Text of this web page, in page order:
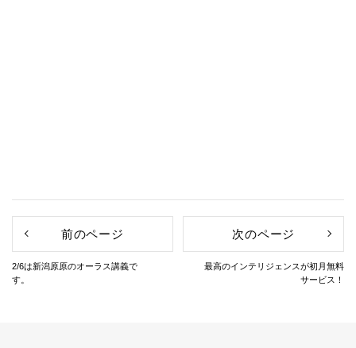
前のページ
2/6は新潟原原のオーラス講義で
す。
次のページ
最高のインテリジェンスが初月無料
サービス！